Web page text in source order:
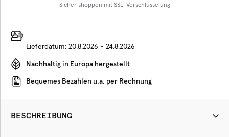
Sicher shoppen mit SSL-Verschlüsselung
Lieferdatum: 20.8.2026 - 24.8.2026
Nachhaltig in Europa hergestellt
Bequemes Bezahlen u.a. per Rechnung
BESCHREIBUNG